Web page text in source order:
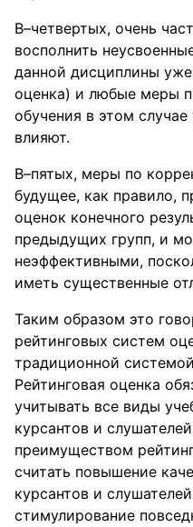
В–четвертых, очень
восполнить
данной дисциплины
оценка) и любые меры
обучения в этом
влияют.
В–пятых, меры по
будущее, как правило,
оценок конечного
предыдущих групп, и
неэффективными,
иметь существенные
Таким образом это
рейтинговых систем
традиционной
Рейтинговая оценка
учитывать все виды
курсантов и
преимуществом
считать повышение
курсантов и
стимулирование